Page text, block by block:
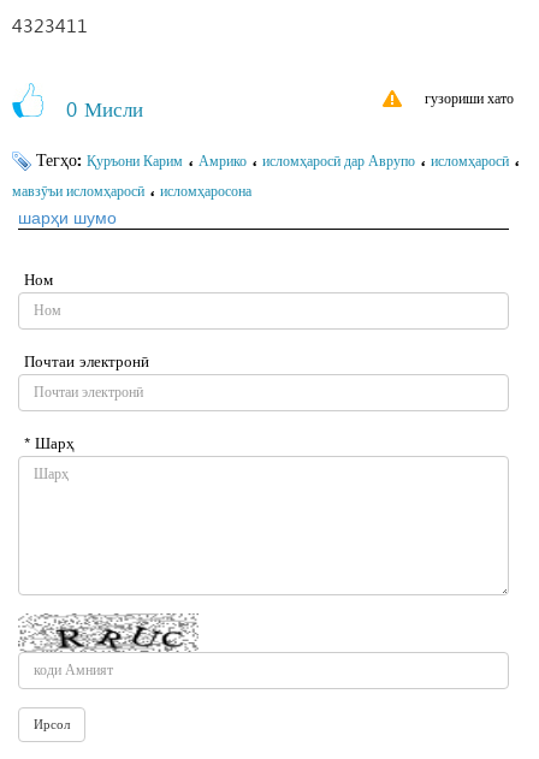
4323411
0 Мисли гузориши хато
Тегҳо: Қуръони Карим ، Амрико ، исломҳаросӣ дар Аврупо ، исломҳаросӣ ،
мавзӯъи исломҳаросӣ ، исломҳаросона
шарҳи шумо
Ном
Почтаи электронӣ
* Шарҳ